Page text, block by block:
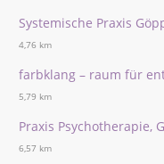
Systemische Praxis
4,76 km
farbklang – raum für
5,79 km
Praxis Psychotherapie,
6,57 km